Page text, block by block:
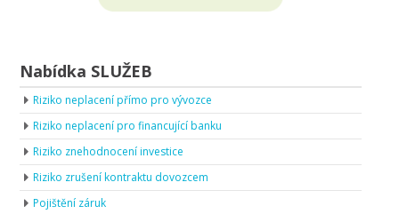
Nabídka SLUŽEB
Riziko neplacení přímo pro vývozce
Riziko neplacení pro financující banku
Riziko znehodnocení investice
Riziko zrušení kontraktu dovozcem
Pojištění záruk